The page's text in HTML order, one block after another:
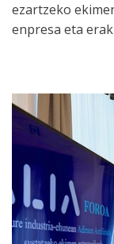
ezartzeko
enpresa eta